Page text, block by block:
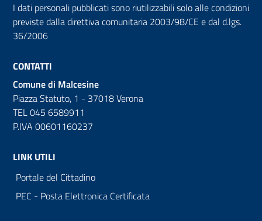
I dati personali pubblicati sono riutilizzabili solo alle condizioni
previste dalla direttiva comunitaria 2003/98/CE e dal d.lgs.
36/2006
CONTATTI
Comune di Malcesine
Piazza Statuto, 1 - 37018 Verona
TEL 045 6589911
P.IVA 00601160237
LINK UTILI
Portale del Cittadino
PEC - Posta Elettronica Certificata